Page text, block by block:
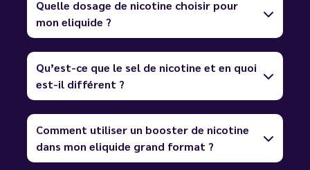
Quelle dosage de nicotine choisir pour
mon eliquide ?
Qu’est-ce que le sel de nicotine et en quoi
est-il différent ?
Comment utiliser un booster de nicotine
dans mon eliquide grand format ?